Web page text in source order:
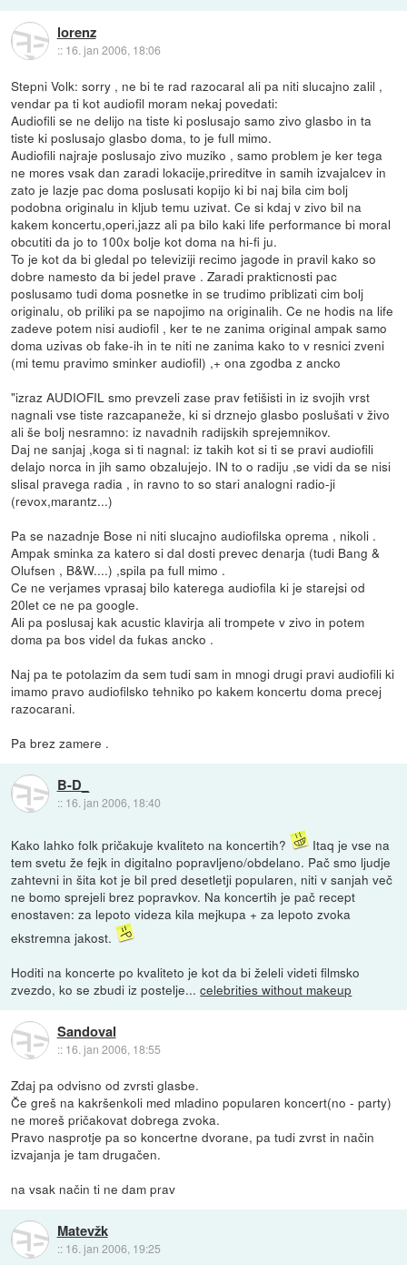
lorenz
:: 16. jan 2006, 18:06
Stepni Volk: sorry , ne bi te rad razocaral ali pa niti slucajno zalil ,
vendar pa ti kot audiofil moram nekaj povedati:
Audiofili se ne delijo na tiste ki poslusajo samo zivo glasbo in ta
tiste ki poslusajo glasbo doma, to je full mimo.
Audiofili najraje poslusajo zivo muziko , samo problem je ker tega
ne mores vsak dan zaradi lokacije,prireditve in samih izvajalcev in
zato je lazje pac doma poslusati kopijo ki bi naj bila cim bolj
podobna originalu in kljub temu uzivat. Ce si kdaj v zivo bil na
kakem koncertu,operi,jazz ali pa bilo kaki life performance bi moral
obcutiti da jo to 100x bolje kot doma na hi-fi ju.
To je kot da bi gledal po televiziji recimo jagode in pravil kako so
dobre namesto da bi jedel prave . Zaradi prakticnosti pac
poslusamo tudi doma posnetke in se trudimo priblizati cim bolj
originalu, ob priliki pa se napojimo na originalih. Ce ne hodis na life
zadeve potem nisi audiofil , ker te ne zanima original ampak samo
doma uzivas ob fake-ih in te niti ne zanima kako to v resnici zveni
(mi temu pravimo sminker audiofil) ,+ ona zgodba z ancko
"izraz AUDIOFIL smo prevzeli zase prav fetišisti in iz svojih vrst
nagnali vse tiste razcapaneže, ki si drznejo glasbo poslušati v živo
ali še bolj nesramno: iz navadnih radijskih sprejemnikov.
Daj ne sanjaj ,koga si ti nagnal: iz takih kot si ti se pravi audiofili
delajo norca in jih samo obzalujejo. IN to o radiju ,se vidi da se nisi
slisal pravega radia , in ravno to so stari analogni radio-ji
(revox,marantz...)
Pa se nazadnje Bose ni niti slucajno audiofilska oprema , nikoli .
Ampak sminka za katero si dal dosti prevec denarja (tudi Bang &
Olufsen , B&W....) ,spila pa full mimo .
Ce ne verjames vprasaj bilo katerega audiofila ki je starejsi od
20let ce ne pa google.
Ali pa poslusaj kak acustic klavirja ali trompete v zivo in potem
doma pa bos videl da fukas ancko .
Naj pa te potolazim da sem tudi sam in mnogi drugi pravi audiofili ki
imamo pravo audiofilsko tehniko po kakem koncertu doma precej
razocarani.
Pa brez zamere .
B-D_
:: 16. jan 2006, 18:40
Kako lahko folk pričakuje kvaliteto na koncertih?
Itaq je vse na
tem svetu že fejk in digitalno popravljeno/obdelano. Pač smo ljudje
zahtevni in šita kot je bil pred desetletji popularen, niti v sanjah več
ne bomo sprejeli brez popravkov. Na koncertih je pač recept
enostaven: za lepoto videza kila mejkupa + za lepoto zvoka
ekstremna jakost.
Hoditi na koncerte po kvaliteto je kot da bi želeli videti filmsko
zvezdo, ko se zbudi iz postelje...celebrities without makeup
Sandoval
:: 16. jan 2006, 18:55
Zdaj pa odvisno od zvrsti glasbe.
Če greš na kakršenkoli med mladino popularen koncert(no - party)
ne moreš pričakovat dobrega zvoka.
Pravo nasprotje pa so koncertne dvorane, pa tudi zvrst in način
izvajanja je tam drugačen.
na vsak način ti ne dam prav
Matevžk
:: 16. jan 2006, 19:25